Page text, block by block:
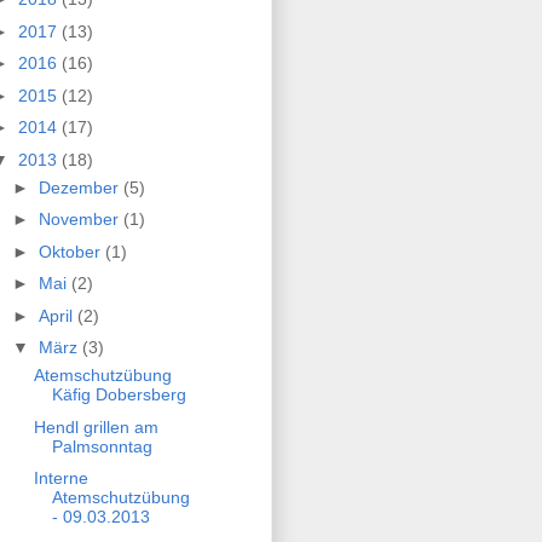
2017 (13)
2016 (16)
2015 (12)
2014 (17)
2013 (18)
► Dezember (5)
► November (1)
► Oktober (1)
► Mai (2)
► April (2)
▼ März (3)
Atemschutzübung
Käfig Dobersberg
Hendl grillen am
Palmsonntag
Interne
Atemschutzübung
- 09.03.2013